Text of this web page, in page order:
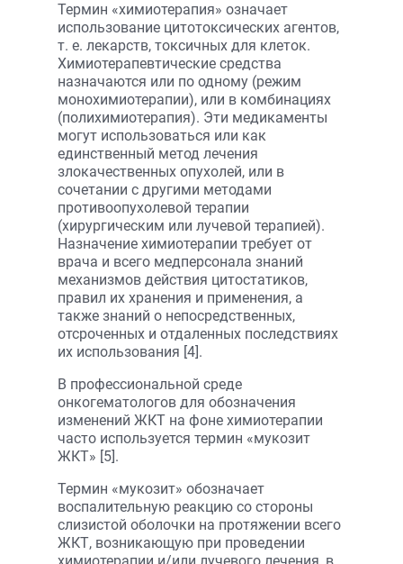
Термин «химиотерапия» означает
использование цитотоксических агентов,
т. е. лекарств, токсичных для клеток.
Химиотерапевтические средства
назначаются или по одному (режим
монохимиотерапии), или в комбинациях
(полихимиотерапия). Эти медикаменты
могут использоваться или как
единственный метод лечения
злокачественных опухолей, или в
сочетании с другими методами
противоопухолевой терапии
(хирургическим или лучевой терапией).
Назначение химиотерапии требует от
врача и всего медперсонала знаний
механизмов действия цитостатиков,
правил их хранения и применения, а
также знаний о непосредственных,
отсроченных и отдаленных последствиях
их использования [4].
В профессиональной среде
онкогематологов для обозначения
изменений ЖКТ на фоне химиотерапии
часто используется термин «мукозит
ЖКТ» [5].
Термин «мукозит» обозначает
воспалительную реакцию со стороны
слизистой оболочки на протяжении всего
ЖКТ, возникающую при проведении